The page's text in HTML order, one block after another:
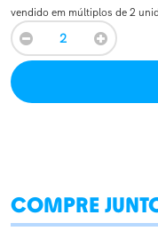
vendido em múltiplos de 2
COMPRE